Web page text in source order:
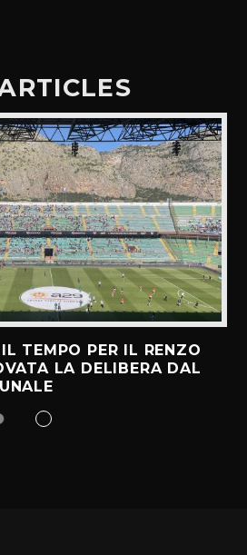
TEMPO PER IL RENZO
LA DELIBERA DAL